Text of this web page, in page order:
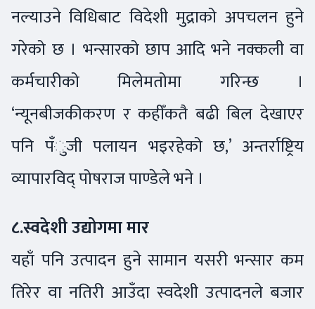
नल्याउने विधिबाट विदेशी मुद्राको अपचलन हुने
गरेको छ । भन्सारको छाप आदि भने नक्कली वा
कर्मचारीको मिलेमतोमा गरिन्छ ।
‘न्यूनबीजकीकरण र कहीँकतै बढी बिल देखाएर
पनि पँुजी पलायन भइरहेको छ,’ अन्तर्राष्ट्रिय
व्यापारविद् पोषराज पाण्डेले भने ।
८.स्वदेशी उद्योगमा मार
यहाँ पनि उत्पादन हुने सामान यसरी भन्सार कम
तिरेर वा नतिरी आउँदा स्वदेशी उत्पादनले बजार